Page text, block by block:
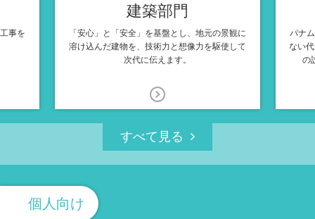
事を
建築部門
「安心」と「安全」を基盤とし、地元の景観に
溶け込んだ建物を、技術力と想像力を駆使して
次代に伝えます。
パナ
ない
の
すべて見る
個人向け